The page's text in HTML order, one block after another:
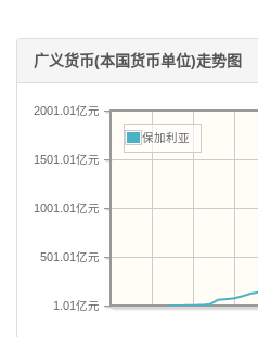
广义货币(本国货币单位)走势图
1.01亿元
501.01亿元
1001.01亿元
1501.01亿元
2001.01亿元
保加利亚